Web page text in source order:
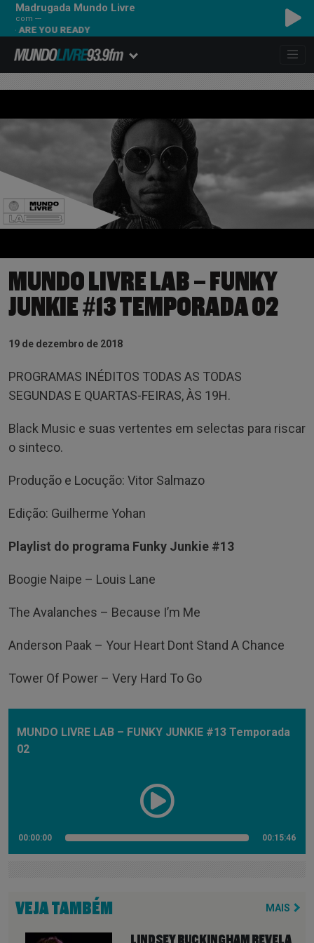
Madrugada Mundo Livre
com ---
ARE YOU READY
MUNDO LIVRE LAB – FUNKY
JUNKIE #13 TEMPORADA 02
19 de dezembro de 2018
PROGRAMAS INÉDITOS TODAS AS TODAS
SEGUNDAS E QUARTAS-FEIRAS, ÀS 19H.
Black Music e suas vertentes em selectas para riscar
o sinteco.
Produção e Locução: Vitor Salmazo
Edição: Guilherme Yohan
Playlist do programa Funky Junkie #13
Boogie Naipe – Louis Lane
The Avalanches – Because I’m Me
Anderson Paak – Your Heart Dont Stand A Chance
Tower Of Power – Very Hard To Go
MUNDO LIVRE LAB – FUNKY JUNKIE #13 Temporada
02
00:00:00 00:15:46
VEJA TAMBÉM MAIS
LINDSEY BUCKINGHAM REVELA